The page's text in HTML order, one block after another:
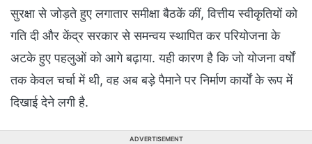
सुरक्षा से जोड़ते हुए लगातार समीक्षा बैठकें कीं, वित्तीय स्वीकृतियों को
गति दी और केंद्र सरकार से समन्वय स्थापित कर परियोजना के
अटके हुए पहलुओं को आगे बढ़ाया. यही कारण है कि जो योजना वर्षों
तक केवल चर्चा में थी, वह अब बड़े पैमाने पर निर्माण कार्यों के रूप में
दिखाई देने लगी है.
ADVERTISEMENT